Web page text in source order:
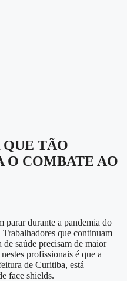
TÃO
O COMBATE AO
parar durante a pandemia do
que continuam
de saúde precisam de maior
profissionais é que a
de Curitiba, está
face shields.